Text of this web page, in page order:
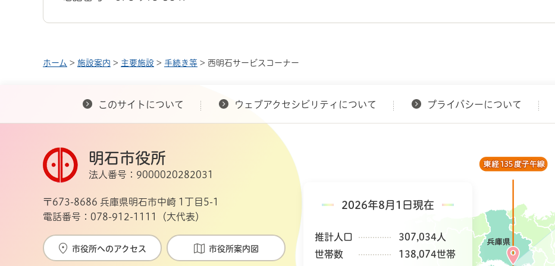
ホーム > 施設案内 > 主要施設 > 手続き等 > 西明石サービスコーナー
このサイトについて ウェブアクセシビリティについて プライバシーについて
2026年8月1日現在
推計人口
307,034人
世帯数
138,074世帯
明石市役所
法人番号：9000020282031
〒673-8686 兵庫県明石市中崎 1丁目5-1
電話番号：078-912-1111（大代表）
市役所へのアクセス 市役所案内図